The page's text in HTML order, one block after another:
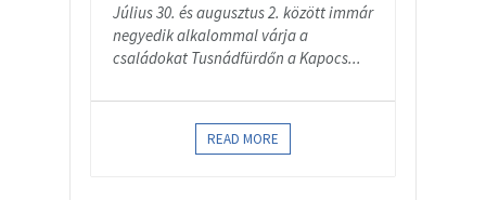
Július 30. és augusztus 2. között immár
negyedik alkalommal várja a
családokat Tusnádfürdőn a Kapocs...
READ MORE